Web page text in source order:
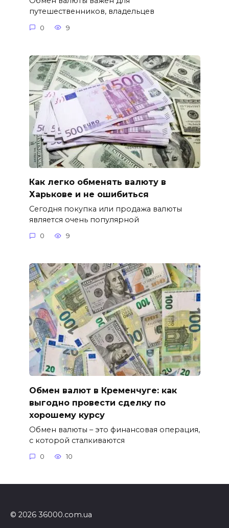
путешественников, владельцев
0 9
Как легко обменять валюту в
Харькове и не ошибиться
Сегодня покупка или продажа валюты
является очень популярной
0 9
Обмен валют в Кременчуге: как
выгодно провести сделку по
хорошему курсу
Обмен валюты – это финансовая операция,
с которой сталкиваются
0 10
© 2026 36000.com.ua